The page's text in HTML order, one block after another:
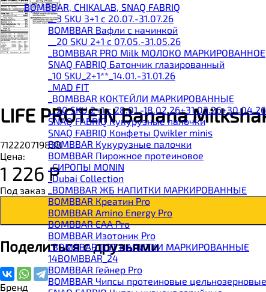
BOMBBAR, CHIKALAB, SNAQ FABRIQ
__3 SKU 3+1 с 20.07.-31.07.26
BOMBBAR Вафли с начинкой
__20 SKU 2+1 с 07.05.-31.05.26
_BOMBBAR PRO Milk МОЛОКО МАРКИРОВАННОЕ
SNAQ FABRIQ Батончик глазированный
_10 SKU_2+1**_14.01.-31.01.26
_MAD FIT
_BOMBBAR КОКТЕЙЛИ МАРКИРОВАННЫЕ
__20 SKU 2+1 с 28.01.-18.02.26+31.03.26+30.04.26
SNAQ FABRIQ Кукурузные палочки
SNAQ FABRIQ Конфеты Qwikler minis
BOMBBAR Кукурузные палочки
BOMBBAR Пирожное протеиновое
_CИРОПЫ MONIN
_Dubai Collection
_BOMBBAR ЖБ НАПИТКИ МАРКИРОВАННЫЕ
BOMBBAR Креатин Pro
BOMBBAR Amino Energy Pro
BOMBBAR EAA Pro
BOMBBAR Изотоник Pro
_BOMBBAR ПЭТ НАПИТКИ МАРКИРОВАННЫЕ
14BOMBBAR_24
BOMBBAR Гейнер Pro
BOMBBAR Чипсы протеиновые цельнозерновые
LIFE PROTEIN Banana
712220719838
Цена:
1 226Р
Под заказ
Поделиться с друзьями
Бренд